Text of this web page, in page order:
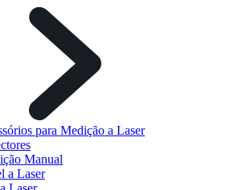
para Medição a Laser
Manual
a Laser